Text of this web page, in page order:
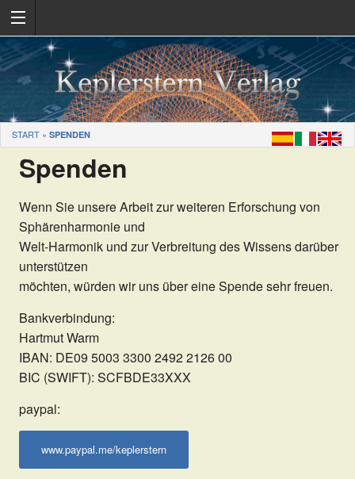
START » SPENDEN
Spenden
Wenn Sie unsere Arbeit zur weiteren Erforschung von
Sphärenharmonie und
Welt-Harmonik und zur Verbreitung des Wissens darüber
unterstützen
möchten, würden wir uns über eine Spende sehr freuen.
Bankverbindung:
Hartmut Warm
IBAN: DE09 5003 3300 2492 2126 00
BIC (SWIFT): SCFBDE33XXX
paypal:
www.paypal.me/keplerstern